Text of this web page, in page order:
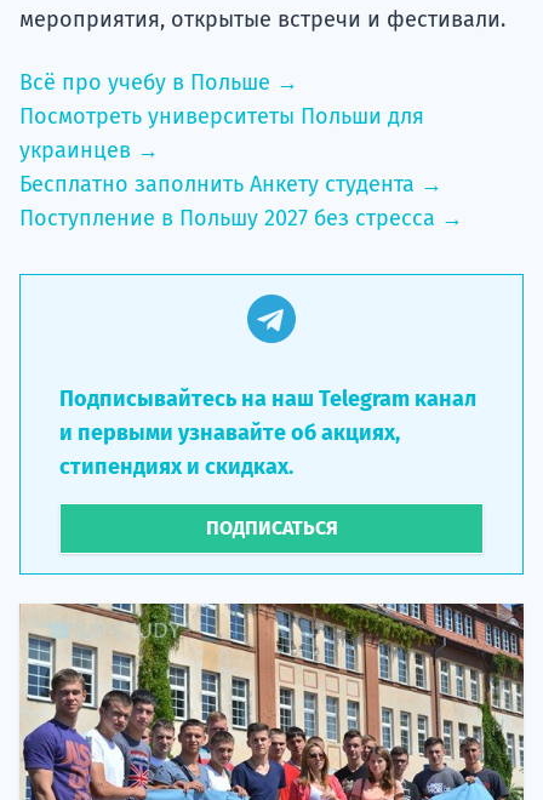
мероприятия, открытые встречи и фестивали.
Всё про учебу в Польше →
Посмотреть университеты Польши для
украинцев →
Бесплатно заполнить Анкету студента →
Поступление в Польшу 2027 без стресса →
Подписывайтесь на наш Telegram канал
и первыми узнавайте об акциях,
стипендиях и скидках.
ПОДПИСАТЬСЯ